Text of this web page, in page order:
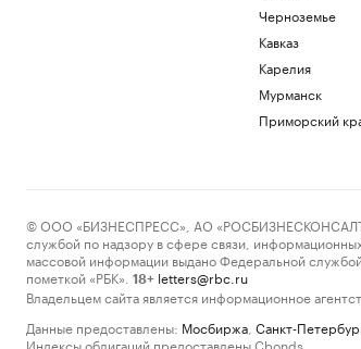
Черноземье
Кавказ
Карелия
Мурманск
Приморский
© ООО «БИЗНЕСПРЕСС», АО
службой по надзору в сфере связи,
массовой информации выдано Федеральной
пометкой «РБК».
18+ letters@rbc.ru
Владельцем сайта является информационное
Данные предоставлены: Мосбиржа Санкт-
Индексы облигаций предоставлены Cbonds.